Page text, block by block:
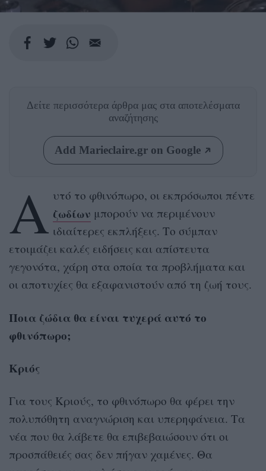
Δείτε περισσότερα άρθρα μας στα αποτελέσματα
αναζήτησης
Add Marieclaire.gr on Google
Α υτό το φθινόπωρο, οι εκπρόσωποι πέντε
ζωδίων μπορούν να περιμένουν
ιδιαίτερες εκπλήξεις. Το σύμπαν
ετοιμάζει καλές ειδήσεις και απίστευτα
γεγονότα, χάρη στα οποία τα προβλήματα και
οι αποτυχίες θα εξαφανιστούν από τη ζωή τους.
Ποια ζώδια θα είναι τυχερά αυτό το
φθινόπωρο;
Κριός
Για τους Κριούς, το φθινόπωρο θα φέρει την
πολυπόθητη αναγνώριση και υπερηφάνεια. Τα
νέα που θα λάβετε θα επιβεβαιώσουν ότι οι
προσπάθειές σας δεν πήγαν χαμένες. Θα